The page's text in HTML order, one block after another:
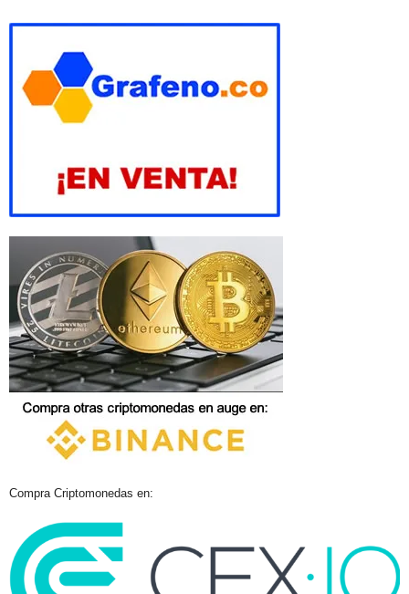
Compra Criptomonedas en: